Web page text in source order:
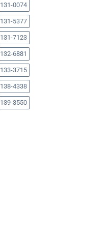
131-0074
131-5377
131-7123
132-6881
133-3715
138-4338
139-3550